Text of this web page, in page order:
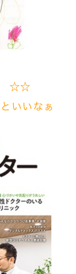
☆☆
いいなぁ